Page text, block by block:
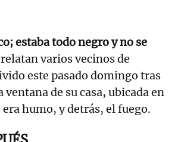
estaba todo negro y no se
relatan varios vecinos de
este pasado domingo tras
ventana de su casa, ubicada en
humo, y detrás, el fuego.